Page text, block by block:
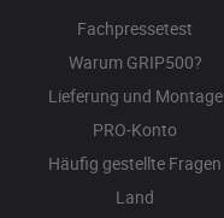
Fachpressetest
Warum GRIP500?
Lieferung und Montage
PRO-Konto
Häufig gestellte Fragen
Land